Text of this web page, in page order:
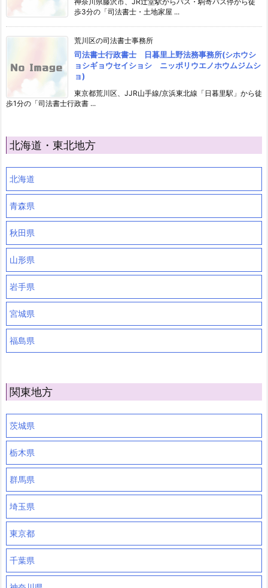
歩3分の「司法書士・土地家屋 ...
荒川区の司法書士事務所
司法書士行政書士 日暮里上野法務事務所(シホウシ
ョシギョウセイショシ ニッポリウエノホウムジムシ
ョ)
東京都荒川区、JJR山手線/京浜東北線「日暮里駅」から徒
歩1分の「司法書士行政書 ...
北海道・東北地方
北海道
青森県
秋田県
山形県
岩手県
宮城県
福島県
関東地方
茨城県
栃木県
群馬県
埼玉県
東京都
千葉県